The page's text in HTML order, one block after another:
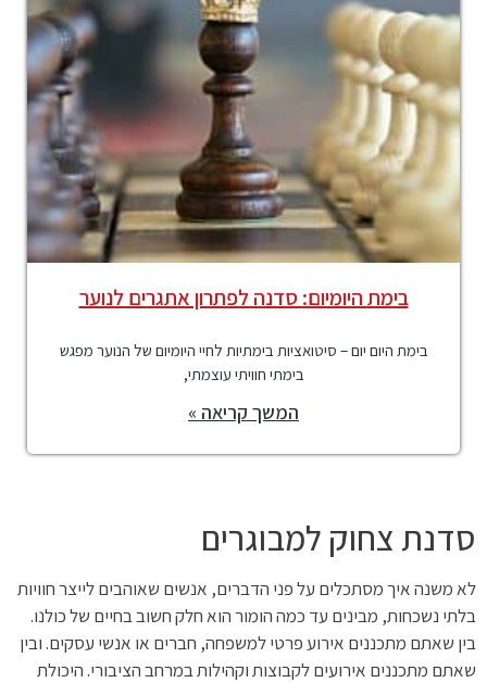
בימת היומיום: סדנה לפתרון אתגרים לנוער
בימת היום יום – סיטואציות בימתיות לחיי היומיום של הנוער מפגש
בימתי חוויתי עוצמתי,
המשך קריאה »
סדנת צחוק למבוגרים
לא משנה איך מסתכלים על פני הדברים, אנשים שאוהבים לייצר חוויות
בלתי נשכחות, מבינים עד כמה הומור הוא חלק חשוב בחיים של כולנו.
בין שאתם מתכננים אירוע פרטי למשפחה, חברים או אנשי עסקים. ובין
שאתם מתכננים אירועים לקבוצות וקהילות במרחב הציבורי. היכולת